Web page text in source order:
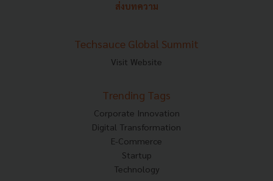
ส่งบทความ
Techsauce Global Summit
Visit Website
Trending Tags
Corporate Innovation
Digital Transformation
E-Commerce
Startup
Technology